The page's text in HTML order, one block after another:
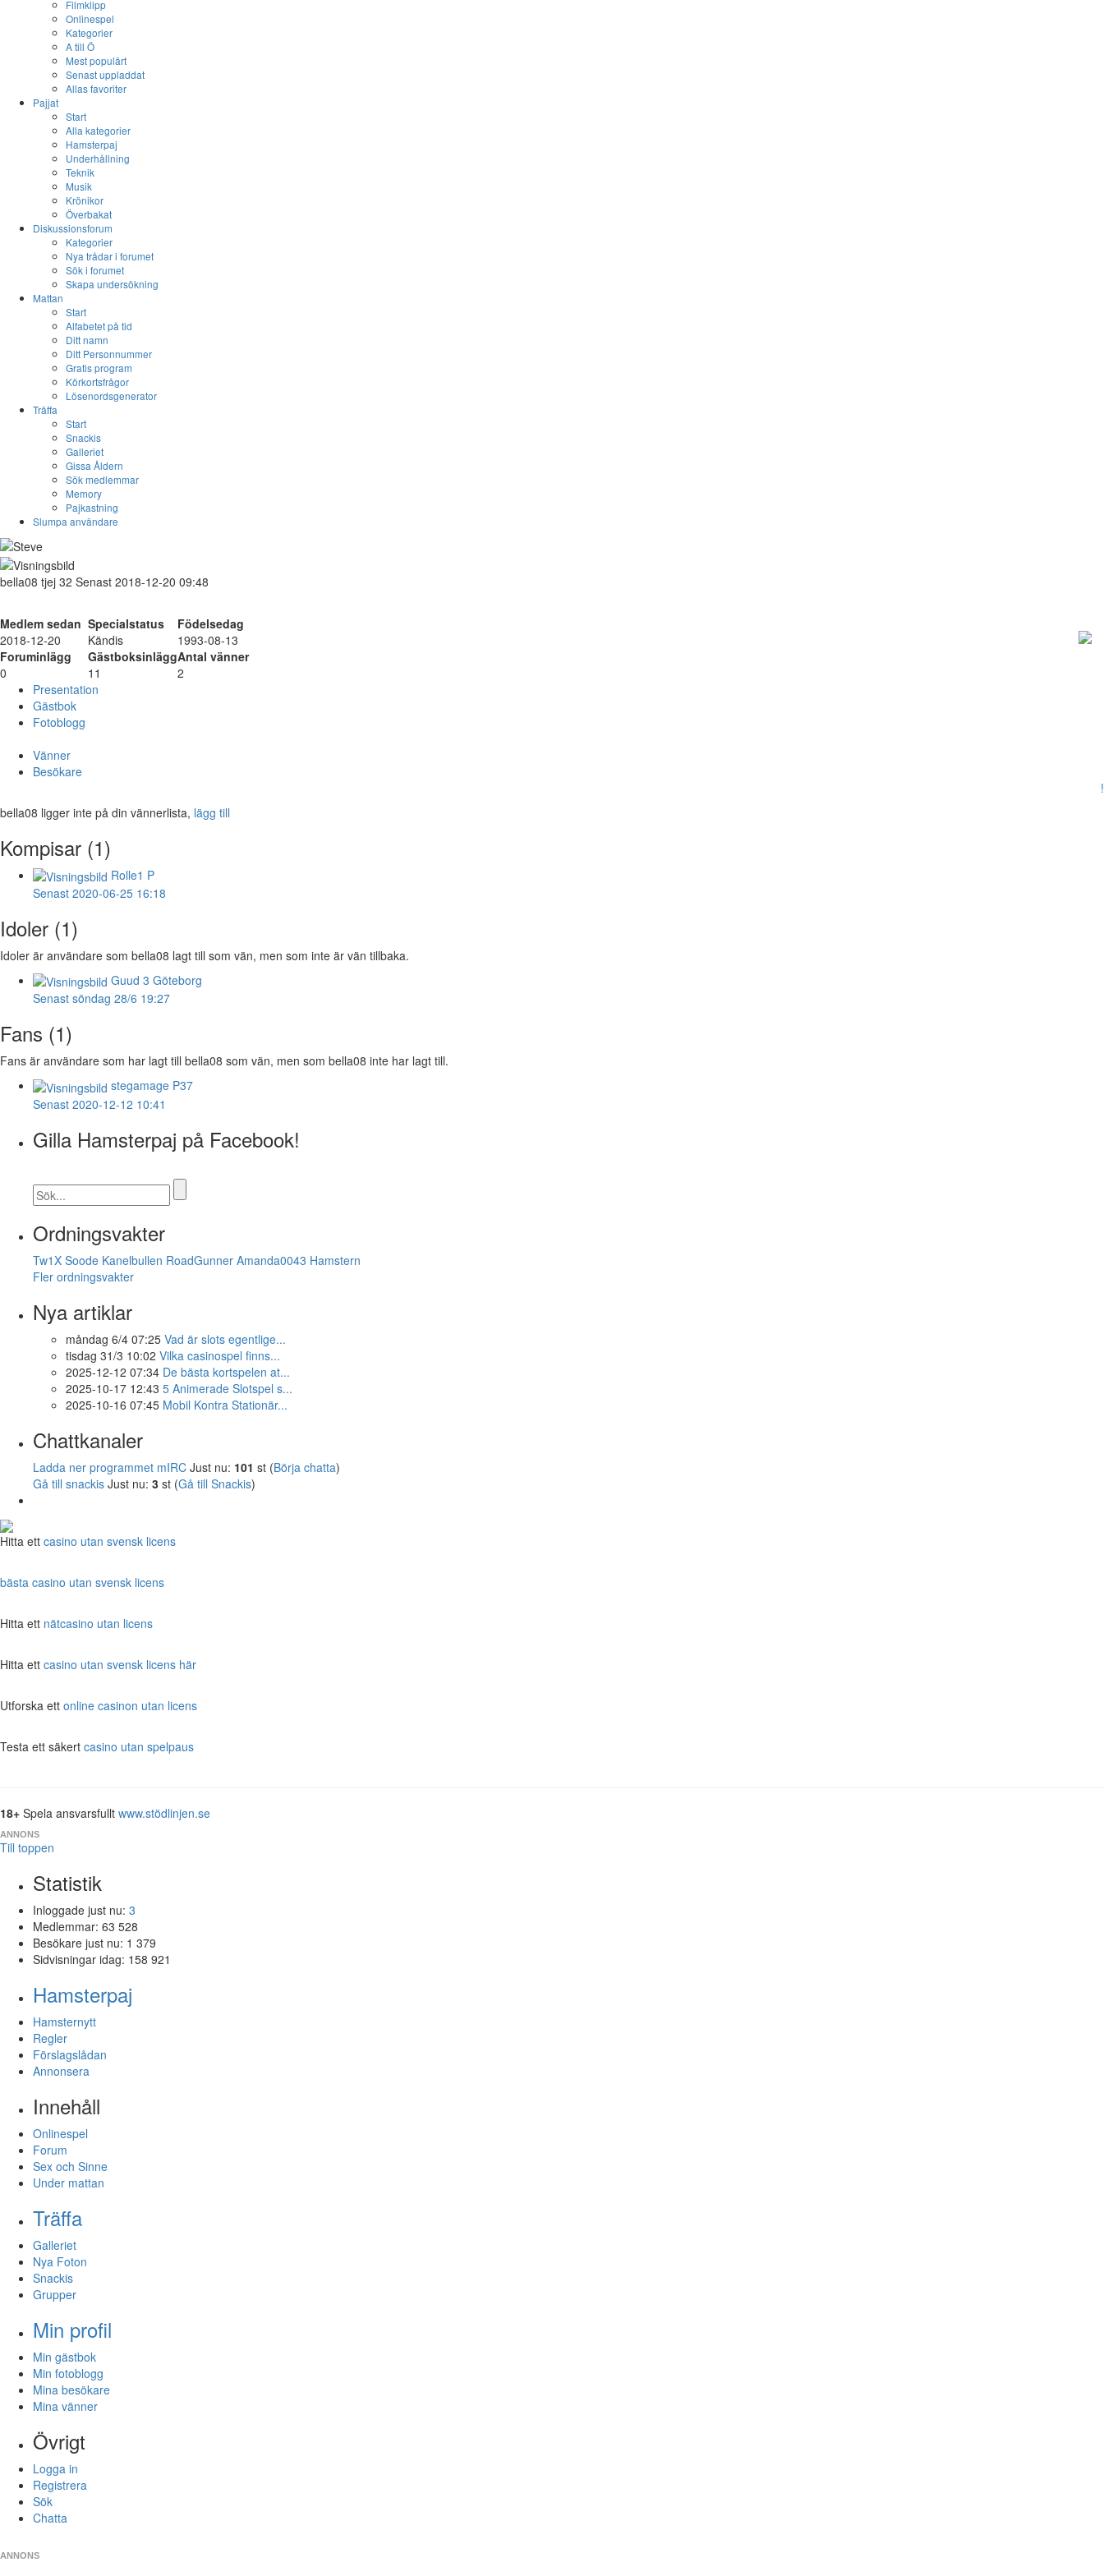
Filmklipp
Onlinespel
Kategorier
A till Ö
Mest populärt
Senast uppladdat
Allas favoriter
Pajjat
Start
Alla kategorier
Hamsterpaj
Underhållning
Teknik
Musik
Krönikor
Överbakat
Diskussionsforum
Kategorier
Nya trådar i forumet
Sök i forumet
Skapa undersökning
Mattan
Start
Alfabetet på tid
Ditt namn
Ditt Personnummer
Gratis program
Körkortsfrågor
Lösenordsgenerator
Träffa
Start
Snackis
Galleriet
Gissa Åldern
Sök medlemmar
Memory
Pajkastning
Slumpa användare
bella08 tjej 32 Senast 2018-12-20 09:48
Medlem sedan Specialstatus
Födelsedag
2018-12-20
Kändis
1993-08-13
Foruminlägg
GästboksinläggAntal vänner
0
11
2
Presentation
Gästbok
Fotoblogg
Vänner
Besökare
!
bella08 ligger inte på din vännerlista, lägg till
Kompisar (1)
Rolle1 P
Senast 2020-06-25 16:18
Idoler (1)
Idoler är användare som bella08 lagt till som vän, men som inte är vän tillbaka.
Guud 3 Göteborg
Senast söndag 28/6 19:27
Fans (1)
Fans är användare som har lagt till bella08 som vän, men som bella08 inte har lagt till.
stegamage P37
Senast 2020-12-12 10:41
Gilla Hamsterpaj på Facebook!
Ordningsvakter
Tw1X Soode Kanelbullen RoadGunner Amanda0043 Hamstern
Fler ordningsvakter
Nya artiklar
måndag 6/4 07:25 Vad är slots egentlige...
tisdag 31/3 10:02 Vilka casinospel finns...
2025-12-12 07:34 De bästa kortspelen at...
2025-10-17 12:43 5 Animerade Slotspel s...
2025-10-16 07:45 Mobil Kontra Stationär...
Chattkanaler
Ladda ner programmet mIRC Just nu: 101 st (Börja chatta)
Gå till snackis Just nu: 3 st (Gå till Snackis)
Hitta ett casino utan svensk licens
bästa casino utan svensk licens
Hitta ett nätcasino utan licens
Hitta ett casino utan svensk licens här
Utforska ett online casinon utan licens
Testa ett säkert casino utan spelpaus
18+ Spela ansvarsfullt www.stödlinjen.se
ANNONS
Till toppen
Statistik
Inloggade just nu: 3
Medlemmar: 63 528
Besökare just nu: 1 379
Sidvisningar idag: 158 921
Hamsterpaj
Hamsternytt
Regler
Förslagslådan
Annonsera
Innehåll
Onlinespel
Forum
Sex och Sinne
Under mattan
Träffa
Galleriet
Nya Foton
Snackis
Grupper
Min profil
Min gästbok
Min fotoblogg
Mina besökare
Mina vänner
Övrigt
Logga in
Registrera
Sök
Chatta
ANNONS